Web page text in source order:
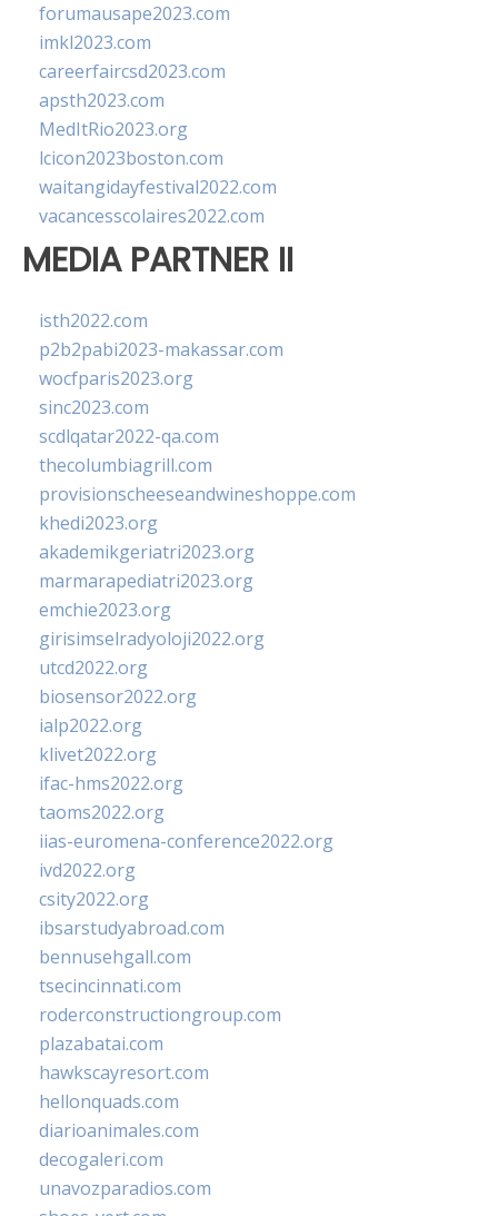
forumausape2023.com
imkl2023.com
careerfaircsd2023.com
apsth2023.com
MedItRio2023.org
lcicon2023boston.com
waitangidayfestival2022.com
vacancesscolaires2022.com
MEDIA PARTNER II
isth2022.com
p2b2pabi2023-makassar.com
wocfparis2023.org
sinc2023.com
scdlqatar2022-qa.com
thecolumbiagrill.com
provisionscheeseandwineshoppe.com
khedi2023.org
akademikgeriatri2023.org
marmarapediatri2023.org
emchie2023.org
girisimselradyoloji2022.org
utcd2022.org
biosensor2022.org
ialp2022.org
klivet2022.org
ifac-hms2022.org
taoms2022.org
iias-euromena-conference2022.org
ivd2022.org
csity2022.org
ibsarstudyabroad.com
bennusehgall.com
tsecincinnati.com
roderconstructiongroup.com
plazabatai.com
hawkscayresort.com
hellonquads.com
diarioanimales.com
decogaleri.com
unavozparadios.com